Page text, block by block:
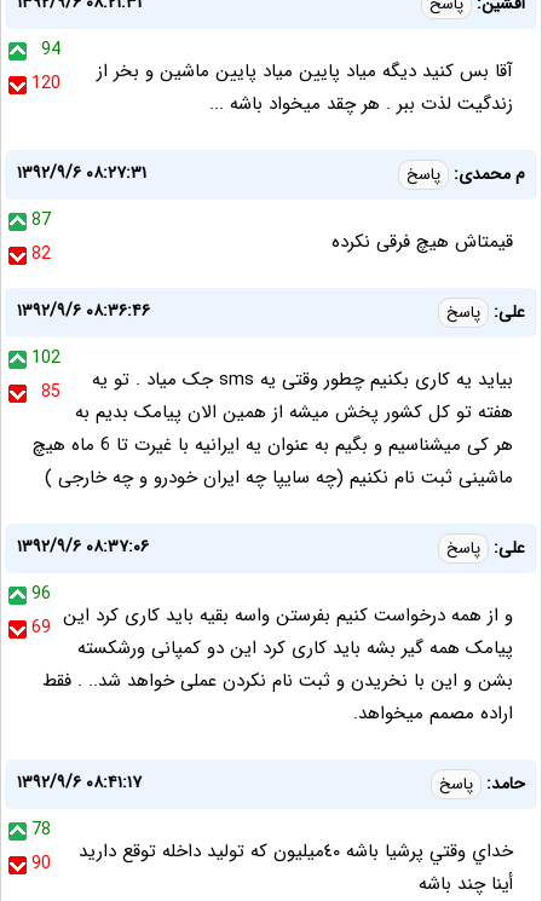
94
120
آقا بس كنيد ديگه مياد پايين مياد پايين ماشين و بخر از
زندگيت لذت ببر . هر چقد ميخواد باشه ...
م محمدی: پاسخ
۱۳۹۲/۹/۶ ۰۸:۲۷:۳۱
87
82
قیمتاش هیچ فرقی نکرده
علی: پاسخ
۱۳۹۲/۹/۶ ۰۸:۳۶:۴۶
102
85
بیاید یه کاری بکنیم چطور وقتی یه sms جک میاد . تو یه
هفته تو کل کشور پخش میشه از همین الان پیامک بدیم به
هر کی میشناسیم و بگیم به عنوان یه ایرانیه با غیرت تا 6 ماه هیچ
ماشینی ثبت نام نکنیم (چه سایپا چه ایران خودرو و چه خارجی )
علی: پاسخ
۱۳۹۲/۹/۶ ۰۸:۳۷:۰۶
96
69 و از همه درخواست کنیم بفرستن واسه بقیه باید کاری کرد این
پیامک همه گیر بشه باید کاری کرد این دو کمپانی ورشکسته
بشن و این با نخریدن و ثبت نام نکردن عملی خواهد شد.. . فقط
اراده مصمم میخواهد.
حامد: پاسخ
۱۳۹۲/۹/۶ ۰۸:۴۱:۱۷
78
90
خداي وقتي پرشيا باشه ٤٠ميليون كه توليد داخله توقع داريد
أينا چند باشه